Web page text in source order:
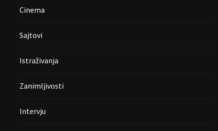
Cinema
Sajtovi
Istraživanja
Zanimljivosti
Intervju